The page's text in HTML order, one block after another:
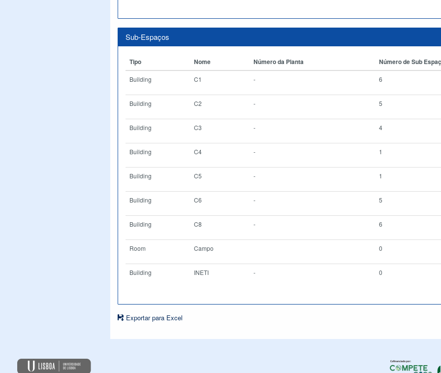
Sub-Espaços
Tipo Nome Número da Planta Número de Sub
Building C1 - 6
Building C2 - 5
Building C3 - 4
Building C4 - 1
Building C5 - 1
Building C6 - 5
Building C8 - 6
Room Campo 0
Building INETI - 0
Exportar para Excel